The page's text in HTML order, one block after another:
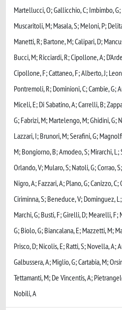
Martellucci, O; Gallicchio, C; Imbimbo,
Muscaritoli, M; Masala, S; Meloni, P;
Manetti, R; Bartone, M; Calipari, D;
Bucci, M; Ricciardi, R; Cipollone, A;
Cipollone, F; Cattaneo, F; Alberto, J;
Pontremoli, R; Dominioni, C; Cambie, G;
Miceli, E; Di Sabatino, A; Carrelli, B;
G; Fabrizi, M; Martelengo, M; Ghidini, G;
Lazzari, I; Brunori, M; Serafini, G;
M; Bongiorno, B; Amodeo, S; Mirarchi, L;
Orlando, V; Mularo, S; Natoli, G; Corrao,
Nigro, A; Fazzari, A; Plano, G; Canizzo,
Ciriminna, S; Beneduce, V; Dominguez,
Marchi, G; Busti, F; Girelli, D; Mearelli,
G; Biolo, G; Biancalana, E; Mazzetti, M;
Prisco, D; Nicolis, E; Ratti, S; Novella, A;
Galbussera, A; Miglio, G; Cartabia, M;
Tettamanti, M; De Vincentis, A;
Nobili, A